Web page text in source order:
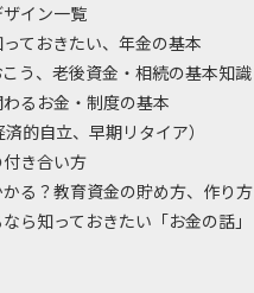
イン一覧
ておきたい、年金の基本
う、老後資金・相続の基本知識
るお金・制度の基本
済的自立、早期リタイア）
き合い方
る？教育資金の貯め方、作り方
ら知っておきたい「お金の話」